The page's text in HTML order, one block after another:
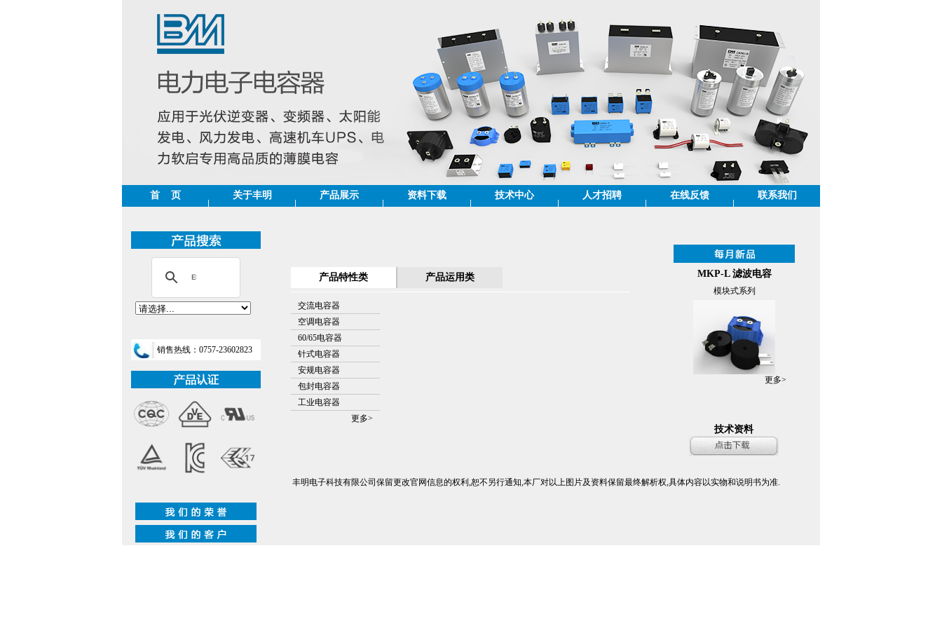
首 页 关于丰明 产品展示 资料下载 技术中心 人才招聘 在线反馈 联系我们
销售热线：0757-23602823
产品特性类 产品运用类
交流电容器
空调电容器
60/65电容器
针式电容器
安规电容器
包封电容器
工业电容器
更多>
MKP-L 滤波电容
模块式系列
更多>
技术资料
丰明电子科技有限公司保留更改官网信息的权利,恕不另行通知,本厂对以上图片及资料保留最终解析权,具体内容以实物和说明书为准.